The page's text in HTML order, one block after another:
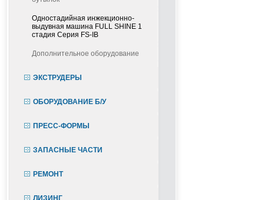
Одностадийная инжекционно-
выдувная машина FULL SHINE 1
стадия Серия FS-IB
Дополнительное оборудование
ЭКСТРУДЕРЫ
ОБОРУДОВАНИЕ Б/У
ПРЕСС-ФОРМЫ
ЗАПАСНЫЕ ЧАСТИ
РЕМОНТ
ЛИЗИНГ